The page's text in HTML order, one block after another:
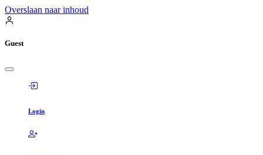
Overslaan naar inhoud
Guest
Login